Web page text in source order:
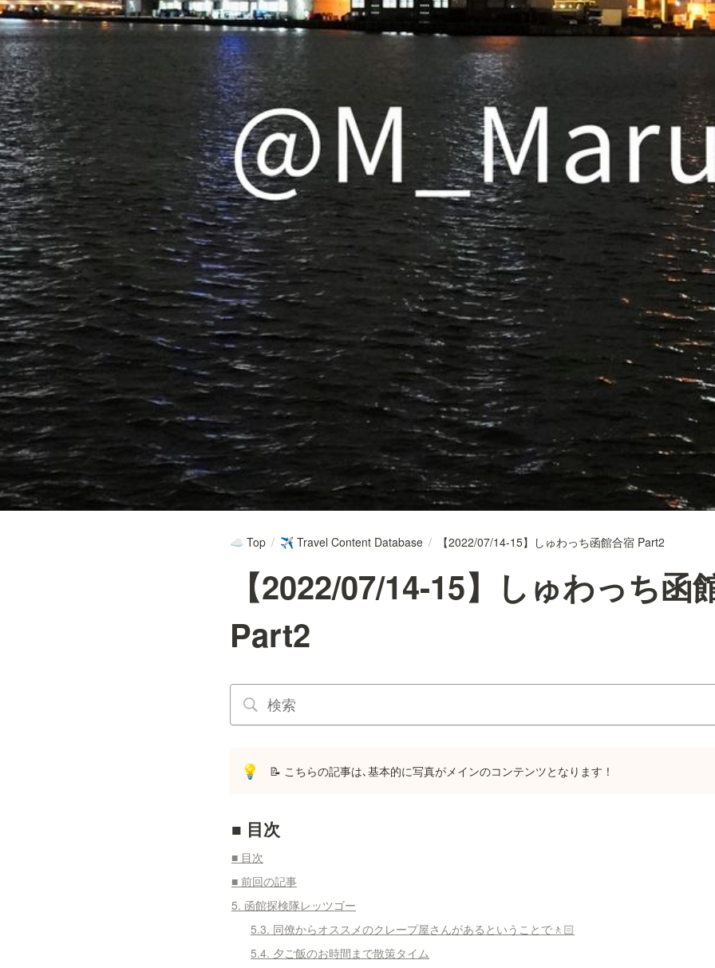
☁️ Top / ✈️ Travel Content Database / 【2022/07/14-15】しゅわっち函館合宿 Part2
【2022/07/14-15】しゅわっち函
Part2
💡 📝 こちらの記事は､基本的に写真がメインのコンテンツとなります！
■ 目次
■ 目次
■ 前回の記事
5. 函館探検隊レッツゴー
5.3. 同僚からオススメのクレープ屋さんがあるということで🚶🏻
5.4. 夕ご飯のお時間まで散策タイム